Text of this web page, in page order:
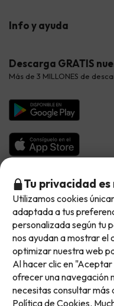
No llegas tarde:
Este chollo ya ha
nuevas
menos.
Apúntate y que el
Pon tu mejor e-mail
Proveedores
Viajes para grupos
Hoteles Galicia
Hoteles Salou
Viajes de Novios
Chollos con Todo Incluido
Chollos en la playa
Chollos con Vuelo Incluido
Hoteles con toboganes
Selección de la
Los favoritos de
Verano
Vacaciones en Agosto
Vacaciones en Octubre
Vacaciones en Noviembre
Info y ayuda
Contáctanos
Preguntas frecuentes
Descarga GRATIS
Más de 3 MILLONES de
Métodos de pago
Condiciones generales
Privacidad datos
Política de cookies
Tu privacidad
Utilizamos cookies
adaptada a tus
personalizada según tu
nos ayudan a mostrar el
optimizar nuestra web
Al hacer clic en
ofrecer una navegación
necesitas consultar más
Política de Cookies.